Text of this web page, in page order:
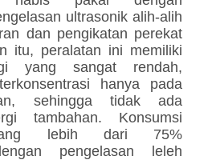
ultrasonik alih-alih
dan pengikatan perekat
itu, peralatan ini memiliki
yang sangat rendah,
hanya pada
sehingga tidak ada
tambahan. Konsumsi
lebih dari 75%
pengelasan leleh